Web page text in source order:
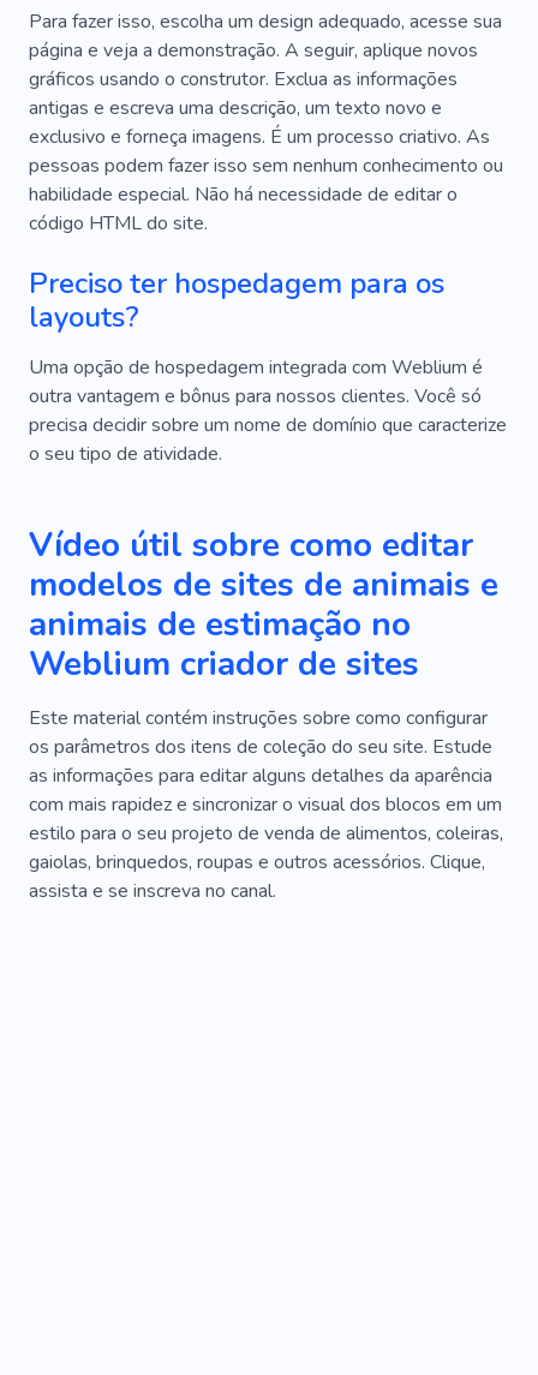
Para fazer isso, escolha um design adequado, acesse sua
página e veja a demonstração. A seguir, aplique novos
gráficos usando o construtor. Exclua as informações
antigas e escreva uma descrição, um texto novo e
exclusivo e forneça imagens. É um processo criativo. As
pessoas podem fazer isso sem nenhum conhecimento ou
habilidade especial. Não há necessidade de editar o
código HTML do site.
Preciso ter hospedagem para os
layouts?
Uma opção de hospedagem integrada com Weblium é
outra vantagem e bônus para nossos clientes. Você só
precisa decidir sobre um nome de domínio que caracterize
o seu tipo de atividade.
Vídeo útil sobre como editar
modelos de sites de animais e
animais de estimação no
Weblium criador de sites
Este material contém instruções sobre como configurar
os parâmetros dos itens de coleção do seu site. Estude
as informações para editar alguns detalhes da aparência
com mais rapidez e sincronizar o visual dos blocos em um
estilo para o seu projeto de venda de alimentos, coleiras,
gaiolas, brinquedos, roupas e outros acessórios. Clique,
assista e se inscreva no canal.